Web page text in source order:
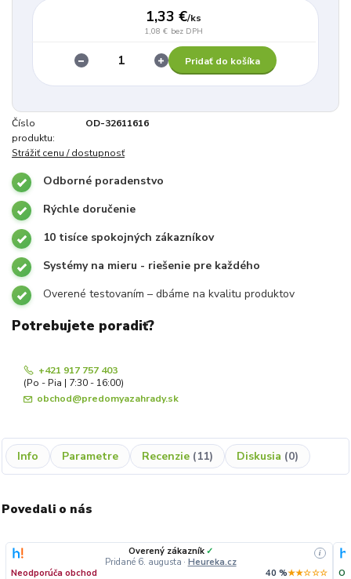
1,33 €/ks
1,08 € bez DPH
Pridať do košíka
Číslo
produktu:
OD-32611616
Strážiť cenu / dostupnosť
Odborné poradenstvo
Rýchle doručenie
10 tisíce spokojných zákazníkov
Systémy na mieru - riešenie pre každého
Overené testovaním – dbáme na kvalitu produktov
Potrebujete poradiť?
+421 917 757 403
(Po - Pia | 7:30 - 16:00)
obchod@predomyazahrady.sk
Info Parametre Recenzie 11 Diskusia 0
Povedali o nás
Overený zákazník ✓
Pridané 6. augusta · Heureka.cz
i
Neodporúča obchod 40 %★★☆☆☆